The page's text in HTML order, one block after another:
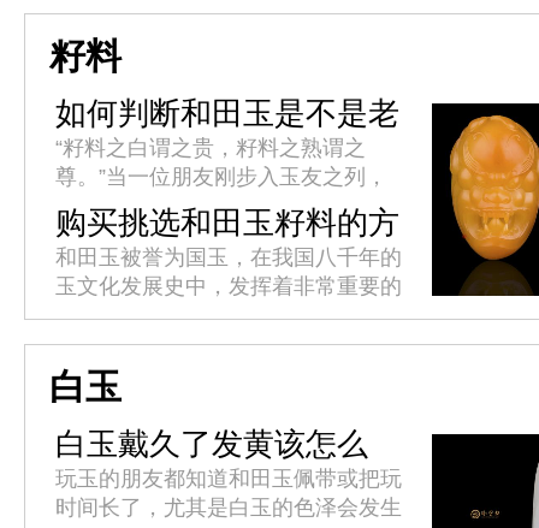
人认为工具有仁、义、智、勇、洁的
君子美德，所以以玉比德，敦品...
籽料
如何判断和田玉是不是老
熟?
“籽料之白谓之贵，籽料之熟谓之
尊。”当一位朋友刚步入玉友之列，
最容易首先被传授的便是和田玉籽料
的白度判断标准，而自己最容易首先
接受的也是籽料的白度判断标准。对
于...
购买挑选和田玉籽料的方
法
和田玉被誉为国玉，在我国八千年的
玉文化发展史中，发挥着非常重要的
作用。它色泽温雅，质感柔润，形质
高贵，千百年来受到上至帝王贵族，
下至平民百姓的热烈追捧。挑选和
田...
白玉
白玉戴久了发黄该怎么
办?
玩玉的朋友都知道和田玉佩带或把玩
时间长了，尤其是白玉的色泽会发生